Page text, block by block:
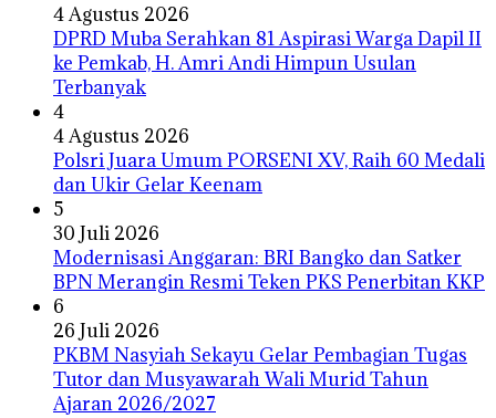
4 Agustus 2026
DPRD Muba Serahkan 81 Aspirasi Warga Dapil II
ke Pemkab, H. Amri Andi Himpun Usulan
Terbanyak
4
4 Agustus 2026
Polsri Juara Umum PORSENI XV, Raih 60 Medali
dan Ukir Gelar Keenam
5
30 Juli 2026
Modernisasi Anggaran: BRI Bangko dan Satker
BPN Merangin Resmi Teken PKS Penerbitan KKP
6
26 Juli 2026
PKBM Nasyiah Sekayu Gelar Pembagian Tugas
Tutor dan Musyawarah Wali Murid Tahun
Ajaran 2026/2027